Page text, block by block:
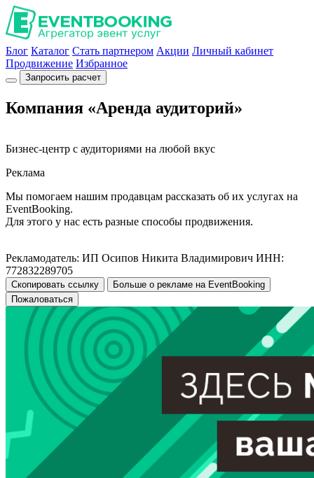
Блог Каталог Стать партнером Акции Личный кабинет
Продвижение Избранное
Запросить расчет
Компания «Аренда аудиторий»
Бизнес-центр с аудиториями на любой вкус
Реклама
Мы помогаем нашим продавцам рассказать об их услугах на
EventBooking.
Для этого у нас есть разные способы продвижения.
Рекламодатель: ИП Осипов Никита Владимирович ИНН:
772832289705
Скопировать ссылку
Больше о рекламе на EventBooking
Пожаловаться